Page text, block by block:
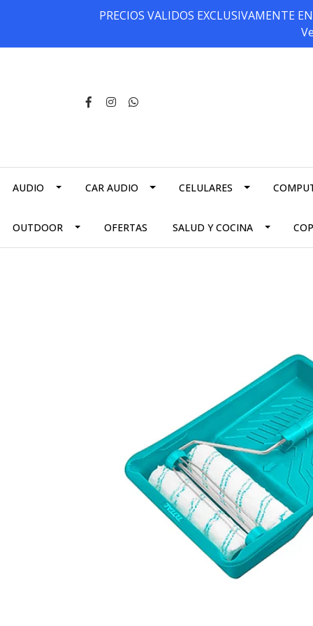
PRECIOS VALIDOS EXCLUSIVAMENTE
AUDIO CAR AUDIO CELULARES
OUTDOOR OFERTAS SALUD Y COCINA